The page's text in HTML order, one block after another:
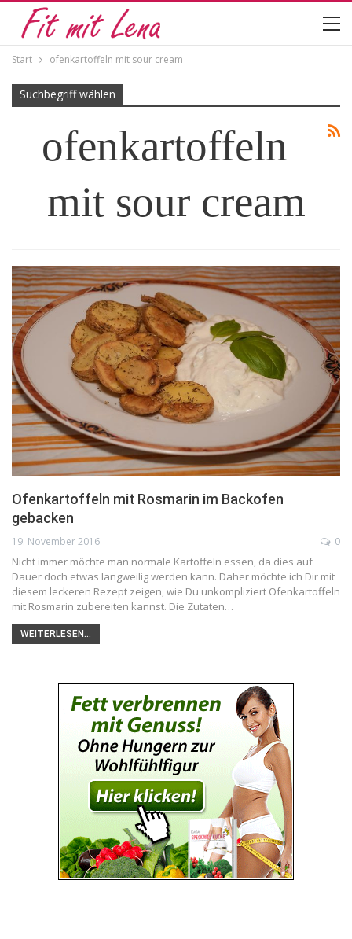
Start ofenkartoffeln mit sour cream
Suchbegriff wählen
ofenkartoffeln
mit sour cream
Ofenkartoffeln mit Rosmarin im Backofen
gebacken
19. November 2016 0
Nicht immer möchte man normale Kartoffeln essen, da dies auf
Dauer doch etwas langweilig werden kann. Daher möchte ich Dir mit
diesem leckeren Rezept zeigen, wie Du unkompliziert Ofenkartoffeln
mit Rosmarin zubereiten kannst. Die Zutaten…
WEITERLESEN...